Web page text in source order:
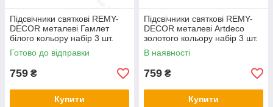
Підсвічники святкові REMY-
DEСOR металеві Гамлет
білого кольору набір 3 шт.
висота 23см 28см 33см
Готово до відправки
759 ₴
Купити
Підсвічники святкові REMY-
DEСOR металеві Artdeco
золотого кольору набір 3 шт.
висота 25см 30см 35см
В наявності
759 ₴
Купити